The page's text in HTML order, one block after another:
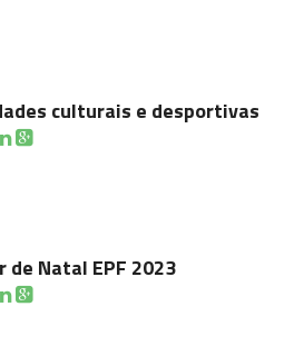
culturais e desportivas
de Natal EPF 2023